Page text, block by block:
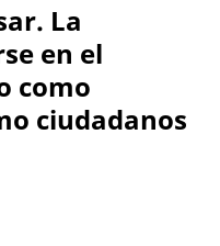
La
en el
como
ciudadanos